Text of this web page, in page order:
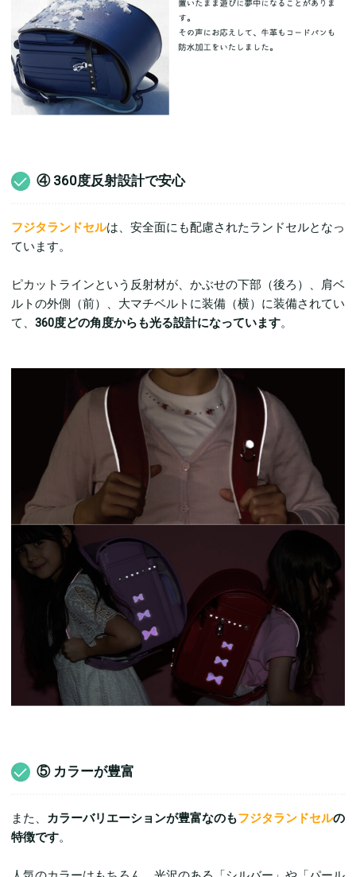
④ 360度反射設計で安心
フジタランドセルは、安全面にも配慮されたランドセルとなっ
ています。
ピカットラインという反射材が、かぶせの下部（後ろ）、肩ベ
ルトの外側（前）、大マチベルトに装備（横）に装備されてい
て、 360度どの角度からも光る設計になっています。
⑤ カラーが豊富
また、 カラーバリエーションが豊富なのもフジタランドセルの
特徴です。